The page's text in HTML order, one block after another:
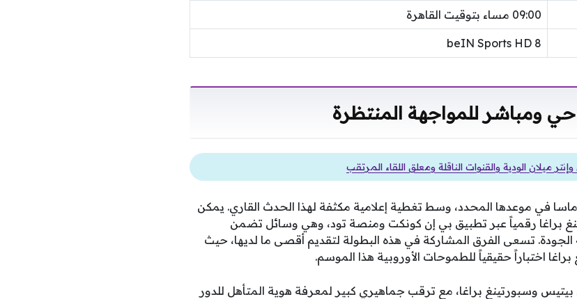
09:00 مساء بتوقيت القاهرة
beIN Sports HD 8
ومباشر للمواجهة المنتظرة
ميلان الودية والقنوات الناقلة ومعلق اللقاء المرتقب
في موعدها المحدد، وسط تغطية إعلامية مكثفة لهذا الحدث القاري. يمكن
براغا رقمياً عبر تطبيق بي إن كونكت ومنصة تود، وهي وسائل تضمن
تسعى الفرق المشاركة في هذه البطولة لتقديم أقصى ما لديها، حيث
اختباراً حقيقياً للطموحات الأوروبية هذا الموسم.
بيتيس وسبورتينغ براغا، مع ترقب جماهيري كبير لمعرفة هوية المتأهل للدور